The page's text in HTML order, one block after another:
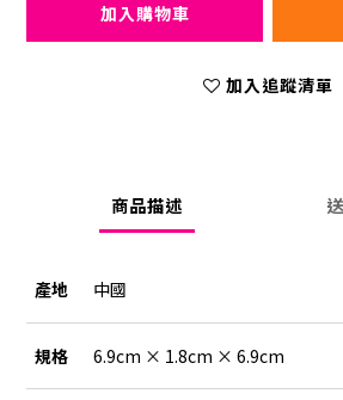
加入購物車
加入追蹤清單
商品描述
產地 中國
規格 6.9cm × 1.8cm × 6.9cm